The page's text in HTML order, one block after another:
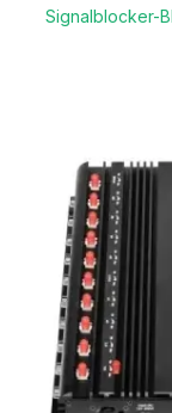
Signalblocker-